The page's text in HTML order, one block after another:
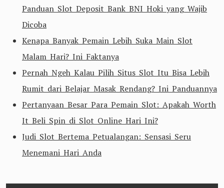
Panduan Slot Deposit Bank BNI Hoki yang Wajib
Dicoba
Kenapa Banyak Pemain Lebih Suka Main Slot
Malam Hari? Ini Faktanya
Pernah Ngeh Kalau Pilih Situs Slot Itu Bisa Lebih
Rumit dari Belajar Masak Rendang? Ini Panduannya
Pertanyaan Besar Para Pemain Slot: Apakah Worth
It Beli Spin di Slot Online Hari Ini?
Judi Slot Bertema Petualangan: Sensasi Seru
Menemani Hari Anda